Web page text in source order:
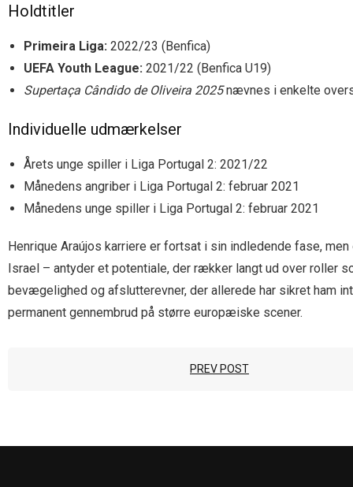
Holdtitler
Primeira Liga: 2022/23 (Benfica)
UEFA Youth League: 2021/22 (Benfica U19)
Supertaça Cândido de Oliveira 2025nævnes i enkelte
Individuelle udmærkelser
Årets unge spiller i Liga Portugal 2: 2021/22
Månedens angriber i Liga Portugal 2: februar 2021
Månedens unge spiller i Liga Portugal 2: februar 2021
Henrique Araújos karriere er fortsat i sin indledende fase,
Israel – antyder et potentiale, der rækker langt ud over roller
bevægelighed og afslutter­evner, der allerede har sikret ham
permanent gennembrud på større europæiske scener.
PREV POST